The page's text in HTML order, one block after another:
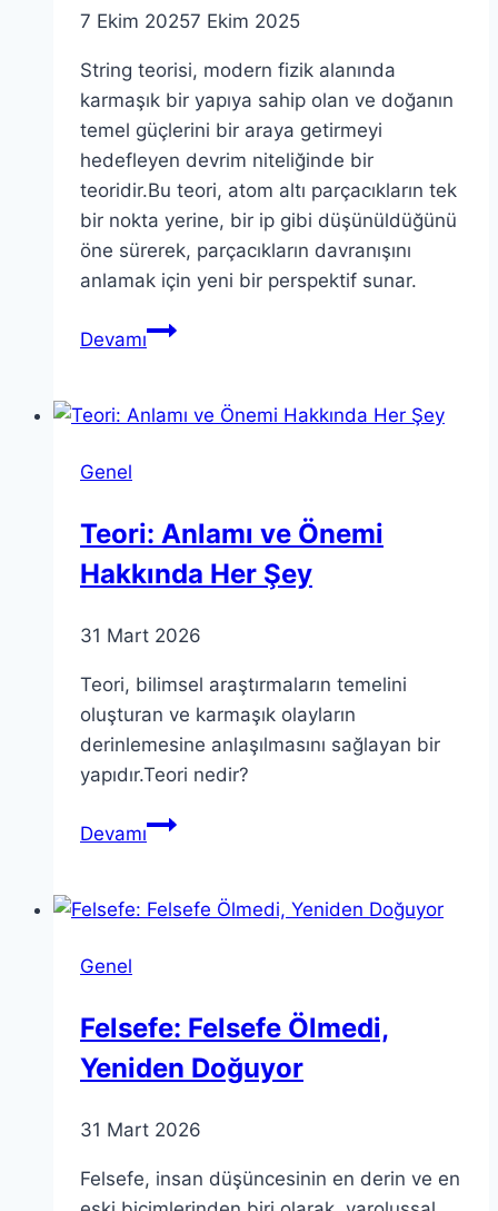
7 Ekim 20257 Ekim 2025
String teorisi, modern fizik alanında
karmaşık bir yapıya sahip olan ve doğanın
temel güçlerini bir araya getirmeyi
hedefleyen devrim niteliğinde bir
teoridir.Bu teori, atom altı parçacıkların tek
bir nokta yerine, bir ip gibi düşünüldüğünü
öne sürerek, parçacıkların davranışını
anlamak için yeni bir perspektif sunar.
DevamıString
Fizikte
Genel
Teori: Anlamı ve Önemi
Hakkında Her Şey
31 Mart 2026
Teori, bilimsel araştırmaların temelini
oluşturan ve karmaşık olayların
derinlemesine anlaşılmasını sağlayan bir
yapıdır.Teori nedir?
DevamıTeori:
Önemi
Genel
Felsefe: Felsefe Ölmedi,
Yeniden Doğuyor
31 Mart 2026
Felsefe, insan düşüncesinin en derin ve en